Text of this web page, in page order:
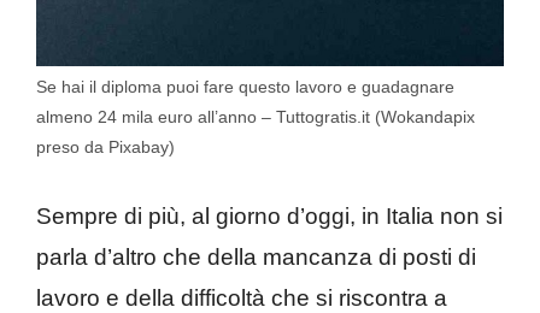
Se hai il diploma puoi fare questo lavoro e guadagnare
almeno 24 mila euro all’anno – Tuttogratis.it (Wokandapix
preso da Pixabay)
Sempre di più, al giorno d’oggi, in Italia non si
parla d’altro che della mancanza di posti di
lavoro e della difficoltà che si riscontra a